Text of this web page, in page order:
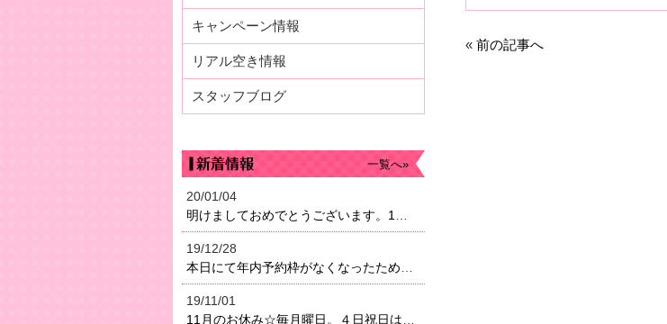
« 前の記事へ
キャンペーン情報
リアル空き情報
スタッフブログ
一覧へ»
20/01/04
19/12/28
19/11/01